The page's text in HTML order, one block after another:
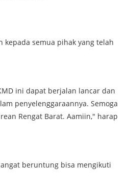
kepada semua pihak yang telah
ini dapat berjalan lancar dan
penyelenggaraannya. Semoga
Rengat Barat. Aamiin," harap
beruntung bisa mengikuti